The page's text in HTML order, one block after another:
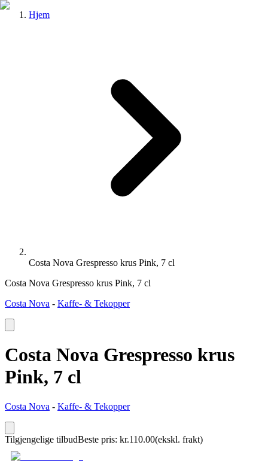
Hjem
Costa Nova Grespresso krus Pink, 7 cl
Costa Nova Grespresso krus Pink, 7 cl
Costa Nova - Kaffe- & Tekopper
Costa Nova Grespresso krus
Pink, 7 cl
Costa Nova - Kaffe- & Tekopper
Tilgjengelige tilbudBeste pris: kr.110.00(ekskl. frakt)